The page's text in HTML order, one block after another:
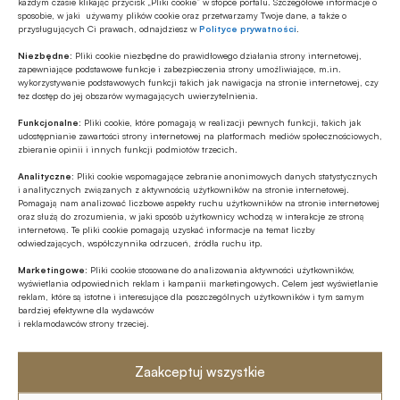
sposobie, w jaki używamy plików cookie oraz przetwarzamy Twoje dane, a także o
przysługujących Ci prawach, odnajdziesz wPolityce prywatności
Niezbędne: Pliki cookie niezbędne do prawidłowego działania strony internetowej,
zapewniające podstawowe funkcje i zabezpieczenia strony umożliwiające, m.in.
wykorzystywanie podstawowych funkcji takich jak nawigacja na stronie internetowej, czy
tez dostęp do jej obszarów wymagających uwierzytelnienia.
Funkcjonalne: Pliki cookie, które pomagają w realizacji pewnych funkcji, takich jak
udostępnianie zawartości strony internetowej na platformach mediów społecznościowych,
zbieranie opinii i innych funkcji podmiotów trzecich.
Analityczne: Pliki cookie wspomagające zebranie anonimowych danych statystycznych
i analitycznych związanych z aktywnością użytkowników na stronie internetowej.
Pomagają nam analizować liczbowe aspekty ruchu użytkowników na stronie internetowej
oraz służą do zrozumienia, w jaki sposób użytkownicy wchodzą w interakcje ze stroną
internetową. Te pliki cookie pomagają uzyskać informacje na temat liczby
odwiedzających, współczynnika odrzuceń, źródła ruchu itp.
Marketingowe: Pliki cookie stosowane do analizowania aktywności użytkowników,
wyświetlania odpowiednich reklam i kampanii marketingowych. Celem jest wyświetlanie
reklam, które są istotne i interesujące dla poszczególnych użytkowników i tym samym
bardziej efektywne dla wydawców
i reklamodawców strony trzeciej.
Zaakceptuj wszystkie
Gospodarzem konferencji jest Izba Domów Maklerskich.
Miesięcznik Finansowy BANK i Portal Finansowy BANK.pl są
Pochodnych
28 listopada 2024 r. w Sheraton Grand Warsaw odbyła się
XI edycja Kongresu Rynku Instrumentów Pochodnych,
organizowanego przez Związek Banków Polskich.
Wydarzenie zgromadziło czołowych ekspertów z sektora
finansowego, regulatorów oraz przedstawicieli instytucji
publicznych, by wspólnie omówić kluczowe wyzwania
STRONA 1 Z 1
Polecamy
MULTIMEDIA
Banki mogą bezpośrednio finansować
przemysł zbrojeniowy
ESG
Zielone remonty odrębnym, masowym
segmentem rynku finansowania
bankowego?